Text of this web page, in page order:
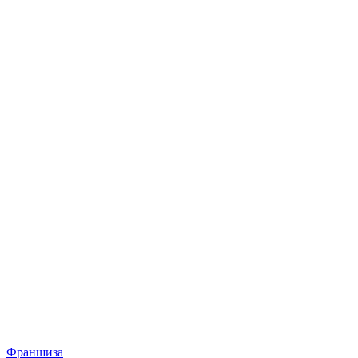
Франшиза